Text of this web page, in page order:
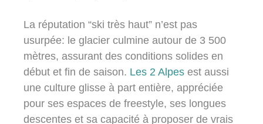
La réputation “ski très haut” n’est pas
usurpée: le glacier culmine autour de 3 500
mètres, assurant des conditions solides en
début et fin de saison. Les 2 Alpes est aussi
une culture glisse à part entière, appréciée
pour ses espaces de freestyle, ses longues
descentes et sa capacité à proposer de vrais